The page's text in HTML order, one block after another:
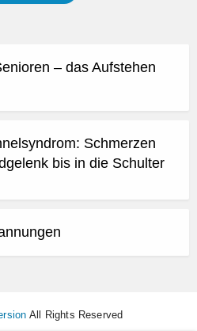
– das Aufstehen
Schmerzen
bis in die Schulter
All Rights Reserved